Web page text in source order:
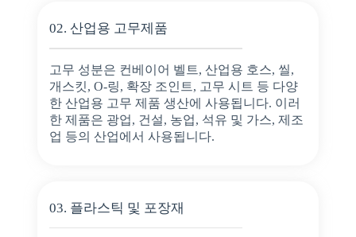
02. 산업용 고무제품
고무 성분은 컨베이어 벨트, 산업용 호스, 씰,
개스킷, O-링, 확장 조인트, 고무 시트 등 다양
한 산업용 고무 제품 생산에 사용됩니다. 이러
한 제품은 광업, 건설, 농업, 석유 및 가스, 제조
업 등의 산업에서 사용됩니다.
03. 플라스틱 및 포장재